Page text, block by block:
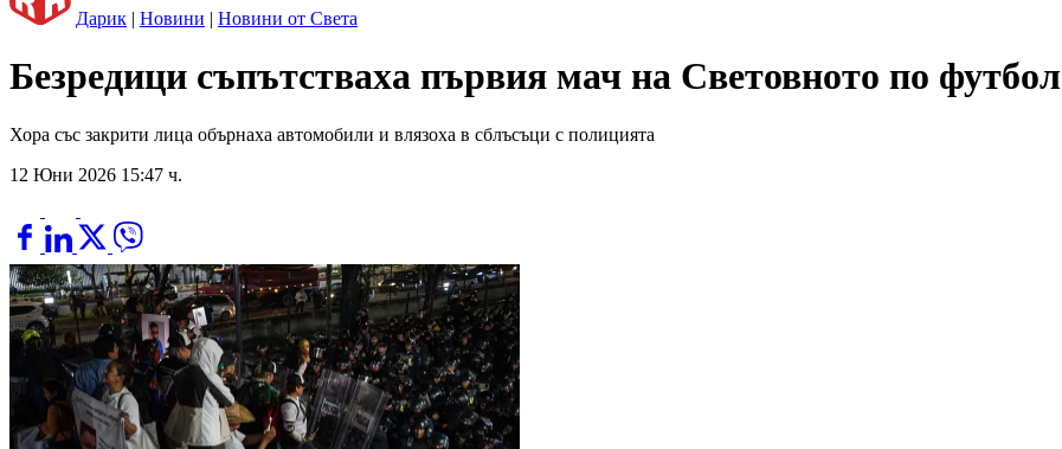
Дарик | Новини | Новини от Света
Безредици съпътстваха първия мач на Световното по футбол
Хора със закрити лица обърнаха автомобили и влязоха в сблъсъци с полицията
12 Юни 2026 15:47 ч.